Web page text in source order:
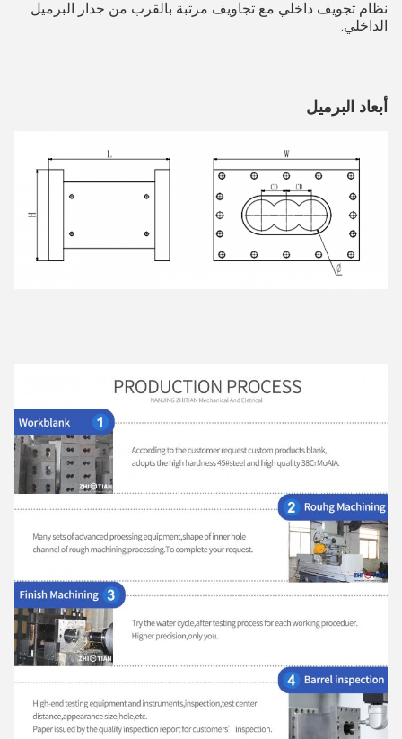
نظام تجويف داخلي مع تجاويف مرتبة بالقرب من جدار البرميل
الداخلي.
أبعاد البرميل